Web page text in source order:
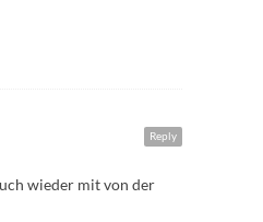
Reply
wieder mit von der